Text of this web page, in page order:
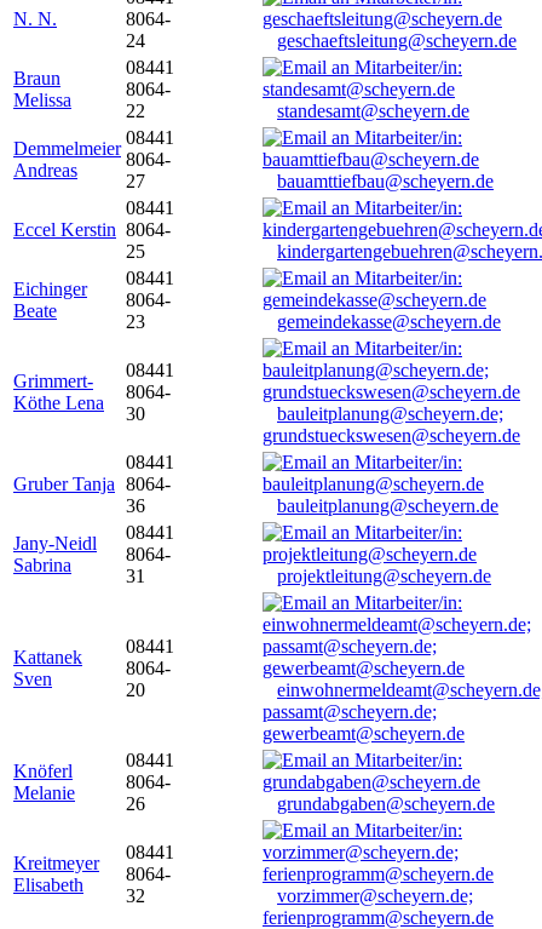
N. N.
8064-
24
geschaeftsleitung@scheyern.de
Braun
Melissa
08441
8064-
22
standesamt@scheyern.de
Demmelmeier
Andreas
08441
8064-
27
bauamttiefbau@scheyern.de
Eccel Kerstin
08441
8064-
25
Eichinger
Beate
08441
8064-
23
gemeindekasse@scheyern.de
Grimmert-
Köthe Lena
08441
8064-
30
bauleitplanung@scheyern.de;
grundstueckswesen@scheyern.de
Gruber Tanja
08441
8064-
36
bauleitplanung@scheyern.de
Jany-Neidl
Sabrina
08441
8064-
31
projektleitung@scheyern.de
Kattanek
Sven
08441
8064-
20
passamt@scheyern.de;
gewerbeamt@scheyern.de
Knöferl
Melanie
08441
8064-
26
grundabgaben@scheyern.de
Kreitmeyer
Elisabeth
08441
8064-
32
vorzimmer@scheyern.de;
ferienprogramm@scheyern.de